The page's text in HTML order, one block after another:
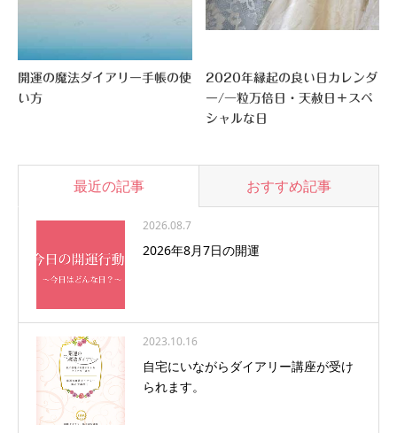
開運の魔法ダイアリー手帳の使
い方
2020年縁起の良い日カレンダ
ー/一粒万倍日・天赦日＋スペ
シャルな日
最近の記事 おすすめ記事
2026.08.7
2026年8月7日の開運
2023.10.16
自宅にいながらダイアリー講座が受け
られます。